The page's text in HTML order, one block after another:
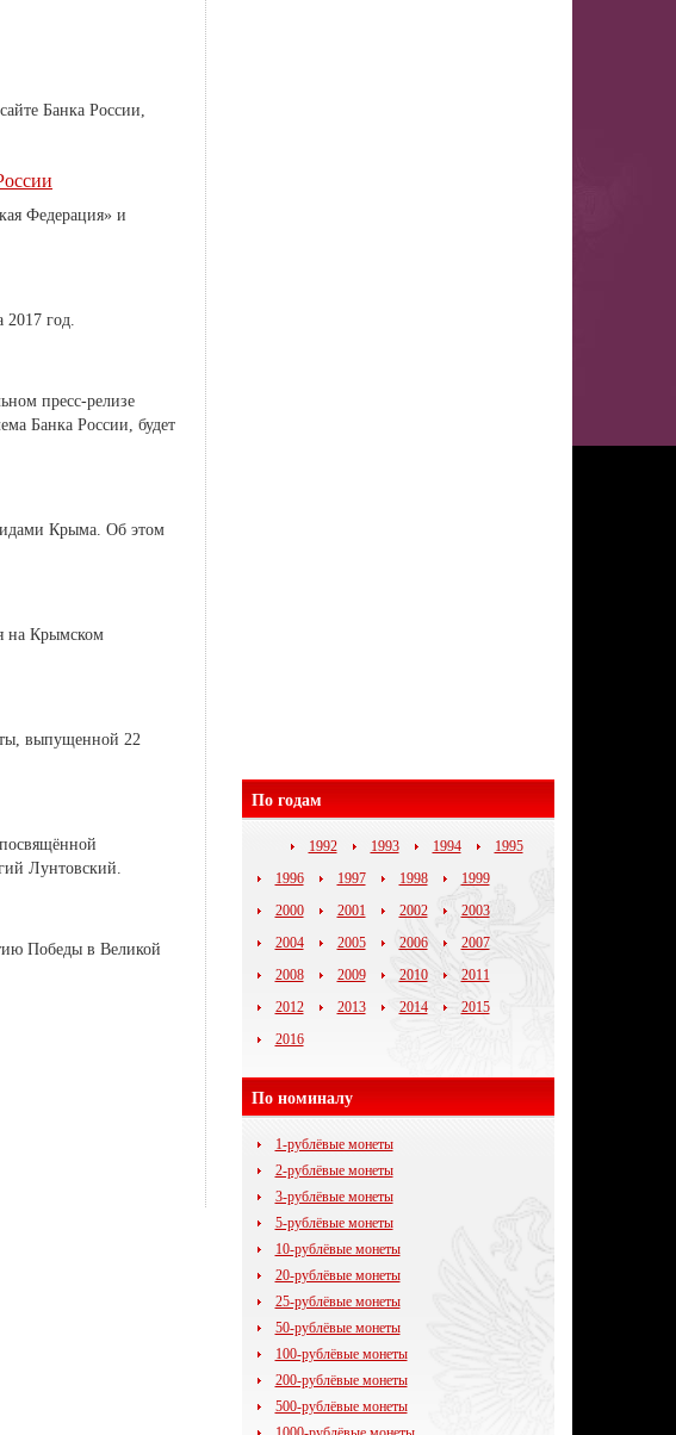
Банка России,
Федерация» и
2017 год.
пресс-релизе
Банка России, будет
Крыма. Об этом
на Крымском
выпущенной 22
Лунтовский.
Победы в Великой
По годам
1992 1993 1994
1995
1996
1997 1998
1999
2000
2001 2002
2003
2004
2005 2006
2007
2008
2009 2010
2011
2012
2013 2014
2015
2016
По номиналу
1-рублёвые монеты
2-рублёвые монеты
3-рублёвые монеты
5-рублёвые монеты
10-рублёвые монеты
20-рублёвые монеты
25-рублёвые монеты
50-рублёвые монеты
100-рублёвые монеты
200-рублёвые монеты
500-рублёвые монеты